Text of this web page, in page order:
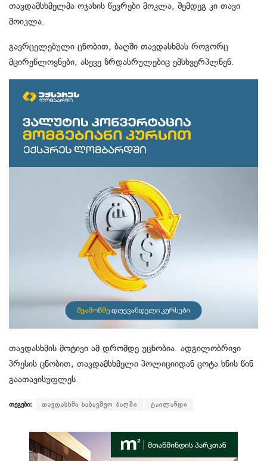
თავდამსხმელმა ოჯახის წევრები მოკლა, შემდეგ კი თავი
მოიკლა.
გავრცელებული ცნობით, ბაღში თავდასხმას როგორც
მცირეწლოვნები, ასევე ზრდასრულებიც ემსხვერპლნენ.
თავდასხმის მოტივი ამ დრომდე უცნობია. ადგილობრივი
პრესის ცნობით, თავდამსხმელი პოლიციიდან ცოტა ხნის წინ
გაათავისუფლეს.
თეგები: თავდასხმა საბავშვო ბაღში ტაილანდი